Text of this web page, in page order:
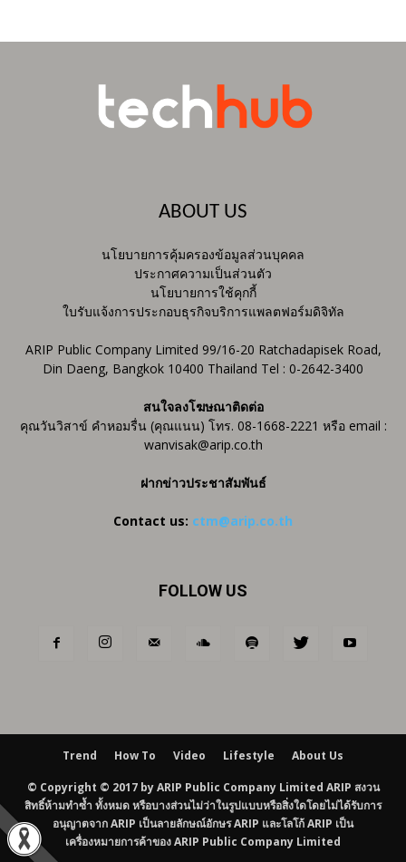
ABOUT US
นโยบายการคุ้มครองข้อมูลส่วนบุคคล
ประกาศความเป็นส่วนตัว
นโยบายการใช้คุกกี้
ใบรับแจ้งการประกอบธุรกิจบริการแพลตฟอร์มดิจิทัล
ARIP Public Company Limited 99/16-20 Ratchadapisek Road,
Din Daeng, Bangkok 10400 Thailand Tel : 0-2642-3400
สนใจลงโฆษณาติดต่อ
คุณวันวิสาข์ คำหอมรื่น (คุณแนน) โทร. 08-1668-2221 หรือ email :
wanvisak@arip.co.th
ฝากข่าวประชาสัมพันธ์
Contact us: ctm@arip.co.th
FOLLOW US
Trend How To Video Lifestyle About Us
© Copyright © 2017 by ARIP Public Company Limited ARIP สงวน
สิทธิ์ห้ามทำซ้ำ ทั้งหมด หรือบางส่วนไม่ว่าในรูปแบบหรือสิ่งใดโดยไม่ได้รับการ
อนุญาตจาก ARIP เป็นลายลักษณ์อักษร ARIP และโลโก้ ARIP เป็น
เครื่องหมายการค้าของ ARIP Public Company Limited